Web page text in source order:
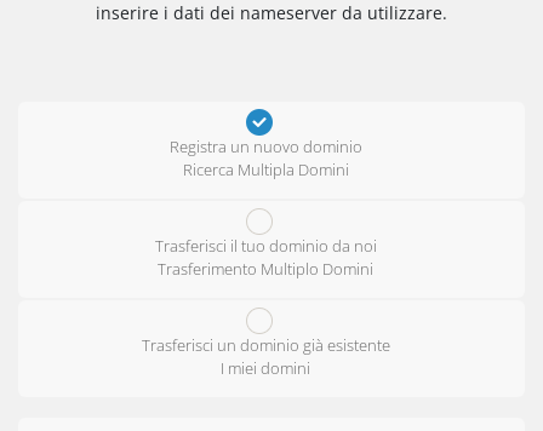
inserire i dati dei nameserver da utilizzare.
Registra un nuovo dominio
Ricerca Multipla Domini
Trasferisci il tuo dominio da noi
Trasferimento Multiplo Domini
Trasferisci un dominio già esistente
I miei domini